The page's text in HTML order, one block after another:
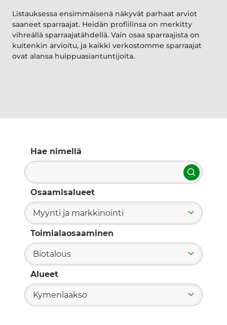
Listauksessa ensimmäisenä näkyvät parhaat arviot
saaneet sparraajat. Heidän profiilinsa on merkitty
vihreällä sparraajatähdellä. Vain osaa sparraajista on
kuitenkin arvioitu, ja kaikki verkostomme sparraajat
ovat alansa huippuasiantuntijoita.
Hae nimellä
Hae
Osaamisalueet
Myynti ja markkinointi
Toimialaosaaminen
Biotalous
Alueet
Kymenlaakso